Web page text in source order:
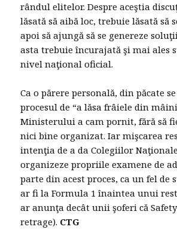
rândul elitelor. Despre aceştia
lăsată să aibă loc, trebuie lăsată să
apoi să ajungă să se genereze
asta trebuie încurajată şi mai ales
nivel naţional oficial.
Ca o părere personală, din păcate
procesul de “a lăsa frâiele din
Ministerului a cam pornit, fără să
nici bine organizat. Iar mişcarea
intenţia de a da Colegiilor
organizeze propriile examene de
parte din acest proces, ca un fel de
ar fi la Formula 1 înaintea unui
ar anunţa decât unii şoferi că
retrage). CTG